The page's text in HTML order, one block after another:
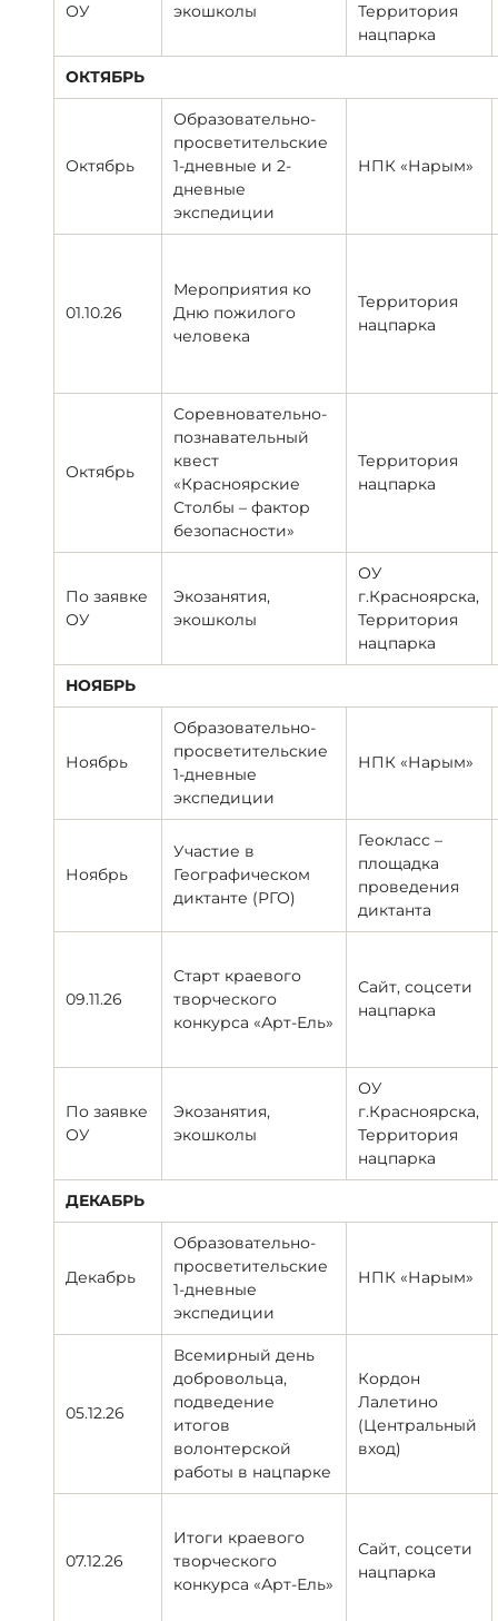
ОУ
экошколы
Территория
нацпарка
ОКТЯБРЬ
Октябрь
Образовательно-
просветительские
1-дневные и 2-
дневные
экспедиции
НПК «Нарым»
01.10.26
Мероприятия ко
Дню пожилого
человека
Территория
нацпарка
Октябрь
Соревновательно-
познавательный
квест
«Красноярские
Столбы – фактор
безопасности»
Территория
нацпарка
По заявке
ОУ
Экозанятия,
экошколы
ОУ
г.Красноярска,
Территория
нацпарка
НОЯБРЬ
Ноябрь
Образовательно-
просветительские
1-дневные
экспедиции
НПК «Нарым»
Ноябрь
Участие в
Географическом
диктанте (РГО)
Геокласс –
площадка
проведения
диктанта
09.11.26
Старт краевого
творческого
конкурса «Арт-Ель»
Сайт, соцсети
нацпарка
По заявке
ОУ
Экозанятия,
экошколы
ОУ
г.Красноярска,
Территория
нацпарка
ДЕКАБРЬ
Декабрь
Образовательно-
просветительские
1-дневные
экспедиции
НПК «Нарым»
05.12.26
Всемирный день
добровольца,
подведение
итогов
волонтерской
работы в нацпарке
Кордон
Лалетино
(Центральный
вход)
07.12.26
Итоги краевого
творческого
конкурса «Арт-Ель»
Сайт, соцсети
нацпарка